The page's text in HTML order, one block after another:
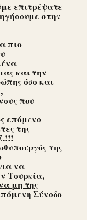
επιτρέψατε
στην
πιο
και την
όσο και
που
επόμενο
της
της
να
Τουρκία,
μη της
Σύνοδο